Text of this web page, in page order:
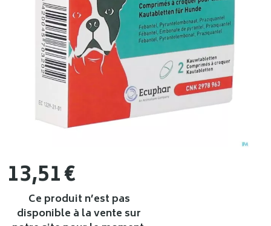
13,51€
Ce produit n’est pas
disponible à la vente sur